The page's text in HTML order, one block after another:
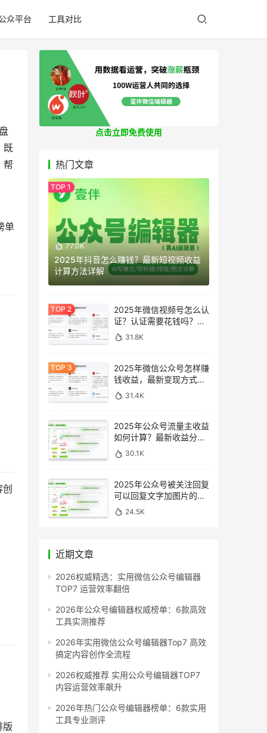
众平台 工具对比
既
帮
单
版
点击立即免费使用
热门文章
77.0K
2025年抖音怎么赚钱？最新短视频收益
计算方法详解
2025年微信视频号怎么认
证？认证需要花钱吗？最
新完整指南
31.8K
2025年微信公众号怎样赚
钱收益，最新变现方式完
整指南
31.4K
2025年公众号流量主收益
如何计算？最新收益分析
与提升方法
30.1K
2025年公众号被关注回复
可以回复文字加图片的消
息吗？最新设置指南
24.5K
近期文章
2026权威精选：实用微信公众号编辑器
TOP7 运营效率翻倍
2026年公众号编辑器权威榜单：6款高效
工具实测推荐
2026年实用微信公众号编辑器Top7 高效
搞定内容创作全流程
2026权威推荐 实用公众号编辑器TOP7
内容运营效率飙升
2026年热门公众号编辑器榜单：6款实用
工具专业测评